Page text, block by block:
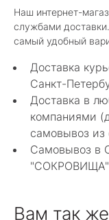
Наш интернет-
службами
самый удобный
Доставка
Санкт-
Доставка в
компаниями
самовывоз из
Самовывоз в
"СОКРОВИЩА"
Вам так
Классные
в других
грамотные
с выбором.
Показать
Нелли
4
Каждый раз
12 в Санкт-
феи-